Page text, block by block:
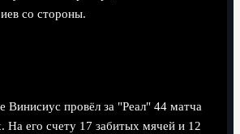
со стороны.
Винисиус провёл за "Реал" 44 матча
На его счету 17 забитых мячей и 12